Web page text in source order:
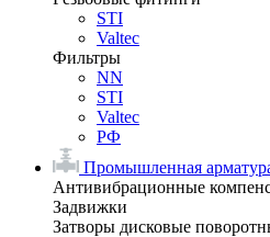
STI
Valtec
Фильтры
NN
STI
Valtec
РФ
Промышленная
Антивибрационные
Задвижки
Затворы дисковые